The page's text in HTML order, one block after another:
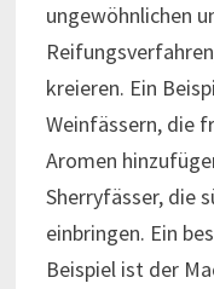
ungewöhnlichen
kreieren. Ein
Weinfässern, die
Aromen
Sherryfässer, die
einbringen. Ein
Beispiel ist der